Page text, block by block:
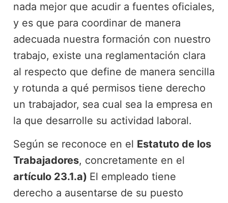
nada mejor que acudir a fuentes oficiales,
y es que para coordinar de manera
adecuada nuestra formación con nuestro
trabajo, existe una reglamentación clara
al respecto que define de manera sencilla
y rotunda a qué permisos tiene derecho
un trabajador, sea cual sea la empresa en
la que desarrolle su actividad laboral.
Según se reconoce en el Estatuto de los
Trabajadores, concretamente en el
artículo 23.1.a) El empleado tiene
derecho a ausentarse de su puesto